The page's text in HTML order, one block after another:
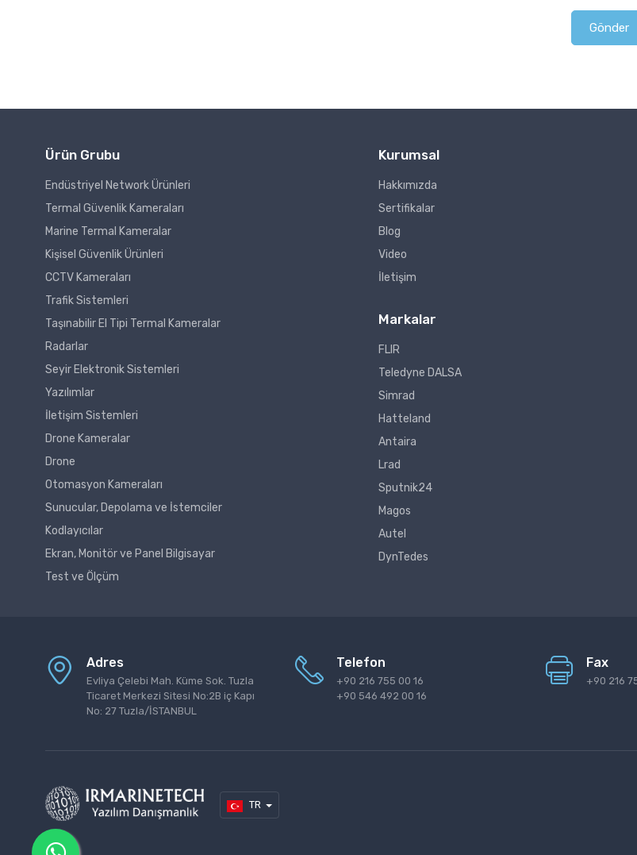
Gönder
Ürün Grubu
Endüstriyel Network Ürünleri
Termal Güvenlik Kameraları
Marine Termal Kameralar
Kişisel Güvenlik Ürünleri
CCTV Kameraları
Trafik Sistemleri
Taşınabilir El Tipi Termal Kameralar
Radarlar
Seyir Elektronik Sistemleri
Yazılımlar
İletişim Sistemleri
Drone Kameralar
Drone
Otomasyon Kameraları
Sunucular, Depolama ve İstemciler
Kodlayıcılar
Ekran, Monitör ve Panel Bilgisayar
Test ve Ölçüm
Kurumsal
Hakkımızda
Sertifikalar
Blog
Video
İletişim
Markalar
FLIR
Teledyne DALSA
Simrad
Hatteland
Antaira
Lrad
Sputnik24
Magos
Autel
DynTedes
Adres
Evliya Çelebi Mah. Küme Sok. Tuzla
Ticaret Merkezi Sitesi No:2B iç Kapı
No: 27 Tuzla/İSTANBUL
Telefon
+90 216 755 00 16
+90 546 492 00 16
Fax
+90 216
TR